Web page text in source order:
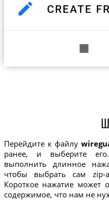
Перейдите к файлу
ранее, и выберите
выполнить длинное
чтобы выбрать сам zip-
Короткое нажатие может
содержимое, что нам не